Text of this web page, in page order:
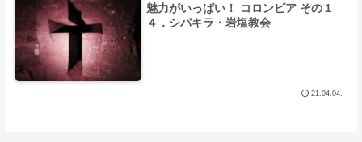
魅力がいっぱい！ コロンビア その１
４．シパキラ・岩塩教会
21.04.04.